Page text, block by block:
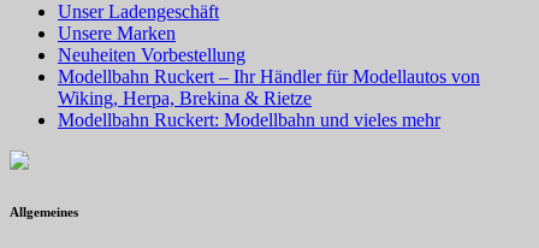
Unser Ladengeschäft
Unsere Marken
Neuheiten Vorbestellung
Modellbahn Ruckert – Ihr Händler für Modellautos von
Wiking, Herpa, Brekina & Rietze
Modellbahn Ruckert: Modellbahn und vieles mehr
Allgemeines